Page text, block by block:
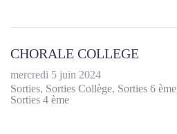
CHORALE COLLEGE
mercredi 5 juin 2024
Sorties Sorties Collège Sorties 6 ème
Sorties 4 ème